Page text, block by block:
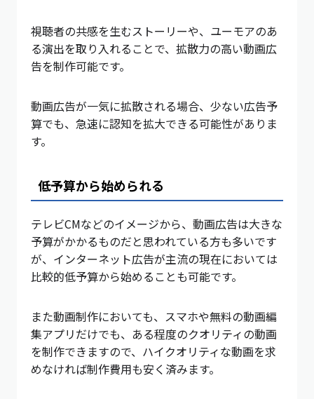
視聴者の共感を生むストーリーや、ユーモアのあ
る演出を取り入れることで、拡散力の高い動画広
告を制作可能です。
動画広告が一気に拡散される場合、少ない広告予
算でも、急速に認知を拡大できる可能性がありま
す。
低予算から始められる
テレビCMなどのイメージから、動画広告は大きな
予算がかかるものだと思われている方も多いです
が、インターネット広告が主流の現在においては
比較的低予算から始めることも可能です。
また動画制作においても、スマホや無料の動画編
集アプリだけでも、ある程度のクオリティの動画
を制作できますので、ハイクオリティな動画を求
めなければ制作費用も安く済みます。